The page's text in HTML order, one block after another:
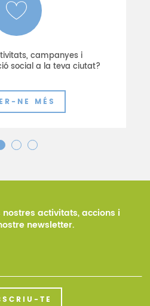
campanyes i
social a la teva ciutat?
NE MÉS
activitats, accions i
newsletter.
TE